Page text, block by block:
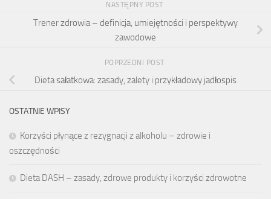
NASTĘPNY POST
Trener zdrowia – definicja, umiejętności i perspektywy
zawodowe
POPRZEDNI POST
Dieta sałatkowa: zasady, zalety i przykładowy jadłospis
OSTATNIE WPISY
Korzyści płynące z rezygnacji z alkoholu – zdrowie i
oszczędności
Dieta DASH – zasady, zdrowe produkty i korzyści zdrowotne